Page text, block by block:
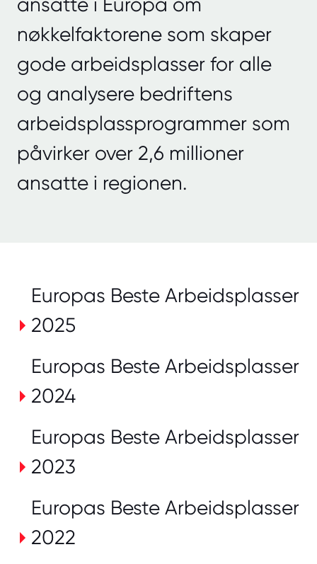
ansatte i Europa om
nøkkelfaktorene som skaper
gode arbeidsplasser for alle
og analysere bedriftens
arbeidsplassprogrammer som
påvirker over 2,6 millioner
ansatte i regionen.
Europas Beste Arbeidsplasser
2025
Europas Beste Arbeidsplasser
2024
Europas Beste Arbeidsplasser
2023
Europas Beste Arbeidsplasser
2022